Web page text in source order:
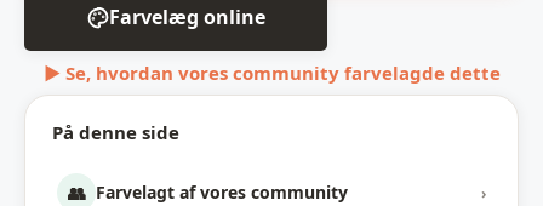
På denne side
👥 Farvelagt af vores community ›
Farvelæg online
▶ Se, hvordan vores community farvelagde dette